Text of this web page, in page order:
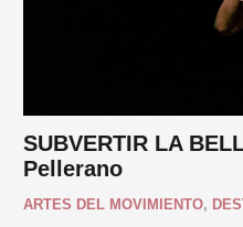
SUBVERTIR LA
Pellerano
ARTES DEL MOVIMIENTO,